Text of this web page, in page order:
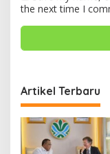
the next time I
Artikel Terbaru